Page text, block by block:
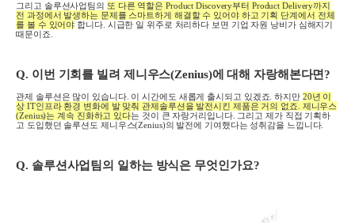
그리고 솔루션사업팀의 또 다른 역할은 Product Discovery부터 Product Delivery까지
전 과정에서 발생하는 문제를 스마트하게 해결할 수 있어야 하고 기획 단계에서 전체
를 볼 수 있어야 합니다. 시급한 일 위주로 처리하다 보면 기업 자원 낭비가 심해지기
때문이죠
Q. 이번 기회를 빌려 제니우스(Zenius)에 대해 자랑해본다면 ?
관제 솔루션은 많이 있습니다. 이 시간에도 새롭게 출시되고 있겠죠 .하지만 20년 이
상 IT인프라 환경 변화에 발 맞춰 관제솔루션을 발전시킨 제품은 거의 없죠 제니우스
(Zenius)는 계속 진화하고 있다는 것이 큰 자랑거리입니다. 그리고 제가 직접 기획하
고 도입했던 솔루션도 제니우스(Zenius)의 발전에 기여했다는 성취감을 느낍니다.
Q. 솔루션사업팀의 일하는 방식은 무엇인가요?